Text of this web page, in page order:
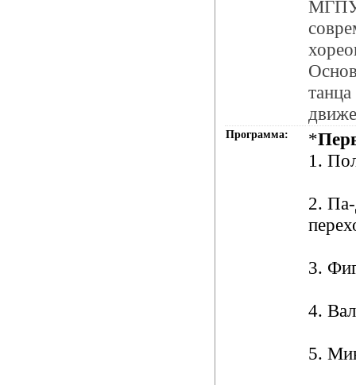
Программа: *
1.
2. Па-
3.
4.
5.